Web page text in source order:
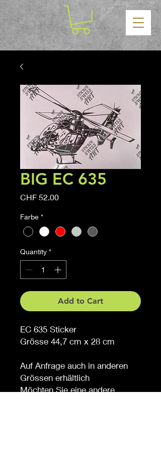
BIG EC 635
CHF 52.00Price
Farbe *
Quantity *
Add to Cart
EC 635 Sticker
Grösse 44,7 cm x 28 cm
Auf Anfrage auch in anderen
Grössen erhältlich
Möchten Sie eine andere